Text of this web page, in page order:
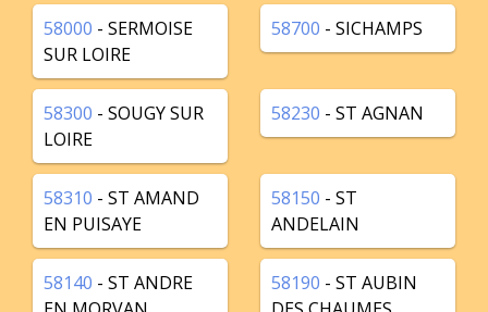
58000 - SERMOISE
SUR LOIRE
58700 - SICHAMPS
58300 - SOUGY SUR
LOIRE
58230 - ST AGNAN
58310 - ST AMAND
EN PUISAYE
58150 - ST
ANDELAIN
58140 - ST ANDRE
58190 - ST AUBIN